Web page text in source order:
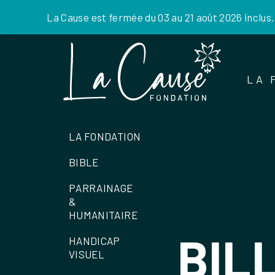
La Cause est fermée du 03 au 21 août 2026
LA
LA FONDATION
BIBLE
PARRAINAGE
&
HUMANITAIRE
HANDICAP
VISUEL